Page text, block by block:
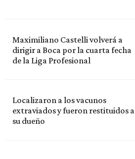
Maximiliano Castelli volverá a
dirigir a Boca por la cuarta fecha
de la Liga Profesional
Localizaron a los vacunos
extraviados y fueron restituidos a
su dueño